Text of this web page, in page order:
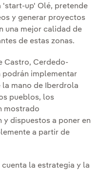
'start-up' Olé, pretende
y generar proyectos
una mejor calidad de
de estas zonas.
Castro, Cerdedo-
podrán implementar
mano de Iberdrola
pueblos, los
mostrado
y dispuestos a poner en
a partir de
cuenta la estrategia y la